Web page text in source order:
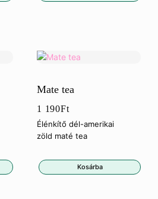
Mate tea
1 190Ft
Élénkítő dél-amerikai
zöld maté tea
Kosárba